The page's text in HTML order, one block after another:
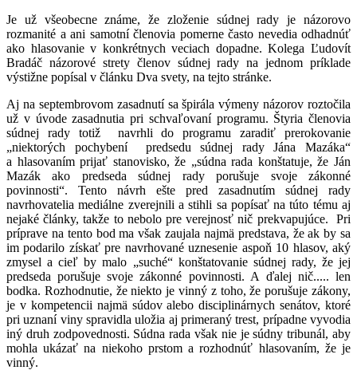
Je už všeobecne známe, že zloženie súdnej rady je názorovo
rozmanité a ani samotní členovia pomerne často nevedia odhadnúť
ako hlasovanie v konkrétnych veciach dopadne. Kolega Ľudovít
Bradáč názorové strety členov súdnej rady na jednom príklade
výstižne popísal v článku Dva svety, na tejto stránke.
Aj na septembrovom zasadnutí sa špirála výmeny názorov roztočila
už v úvode zasadnutia pri schvaľovaní programu. Štyria členovia
súdnej rady totiž navrhli do programu zaradiť prerokovanie
„niektorých pochybení predsedu súdnej rady Jána Mazáka“
a hlasovaním prijať stanovisko, že „súdna rada konštatuje, že Ján
Mazák ako predseda súdnej rady porušuje svoje zákonné
povinnosti“. Tento návrh ešte pred zasadnutím súdnej rady
navrhovatelia mediálne zverejnili a stihli sa popísať na túto tému aj
nejaké články, takže to nebolo pre verejnosť nič prekvapujúce. Pri
príprave na tento bod ma však zaujala najmä predstava, že ak by sa
im podarilo získať pre navrhované uznesenie aspoň 10 hlasov, aký
zmysel a cieľ by malo „suché“ konštatovanie súdnej rady, že jej
predseda porušuje svoje zákonné povinnosti. A ďalej nič..... len
bodka. Rozhodnutie, že niekto je vinný z toho, že porušuje zákony,
je v kompetencii najmä súdov alebo disciplinárnych senátov, ktoré
pri uznaní viny spravidla uložia aj primeraný trest, prípadne vyvodia
iný druh zodpovednosti. Súdna rada však nie je súdny tribunál, aby
mohla ukázať na niekoho prstom a rozhodnúť hlasovaním, že je
vinný.